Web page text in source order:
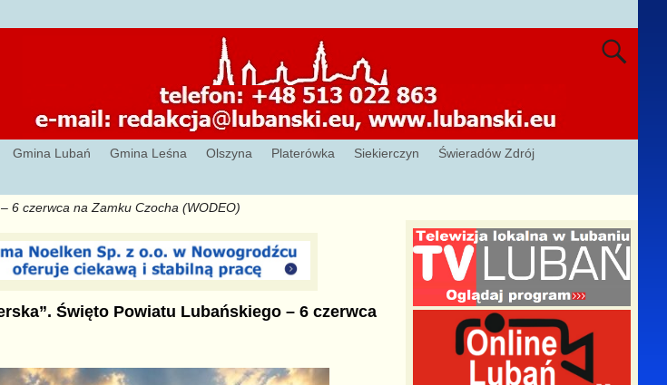
Gmina Lubań Gmina Leśna Olszyna Platerówka Siekierczyn
Świeradów Zdrój
6 czerwca na Zamku Czocha (WODEO)
Święto Powiatu Lubańskiego – 6 czerwca